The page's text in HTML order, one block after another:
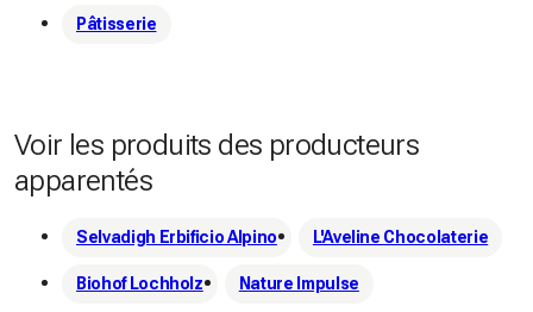
Pâtisserie
Voir les produits des producteurs
apparentés
Selvadigh Erbificio Alpino L'Aveline Chocolaterie
Biohof Lochholz Nature Impulse